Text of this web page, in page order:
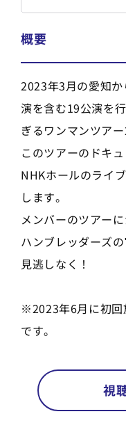
概要
2023年3月の愛知
演を含む19公演を
ぎるワンマンツアー
このツアーのドキ
NHKホールのライ
します。
メンバーのツアー
ハンブレッダーズ
見逃しなく！
※2023年6月に初回
です。
視